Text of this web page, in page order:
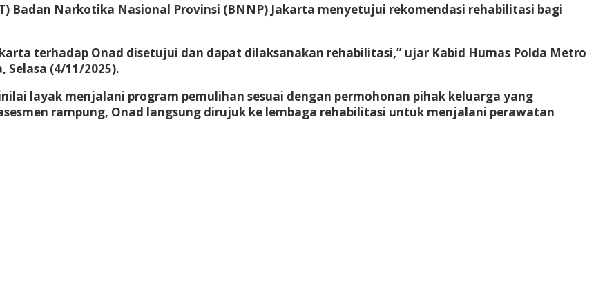
Badan Narkotika Nasional Provinsi (BNNP) Jakarta menyetujui rekomendasi rehabilitasi bagi
terhadap Onad disetujui dan dapat dilaksanakan rehabilitasi,” ujar Kabid Humas Polda Metro
Selasa (4/11/2025).
layak menjalani program pemulihan sesuai dengan permohonan pihak keluarga yang
rampung, Onad langsung dirujuk ke lembaga rehabilitasi untuk menjalani perawatan